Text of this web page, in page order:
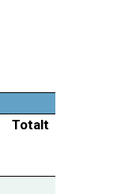
Totalt